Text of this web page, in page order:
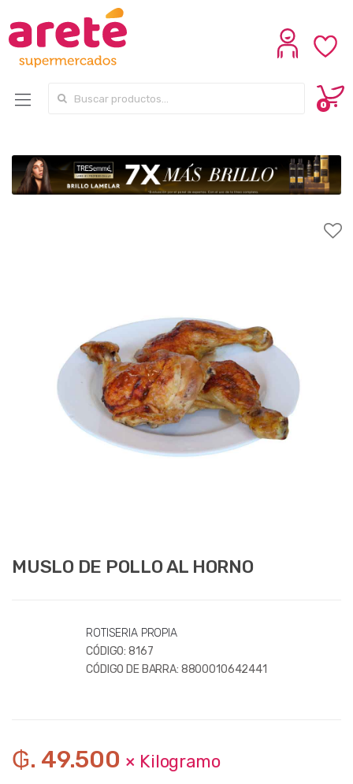
Search for:
0
MUSLO DE POLLO AL HORNO
ROTISERIA PROPIA
CÓDIGO: 8167
CÓDIGO DE BARRA: 8800010642441
₲. 49.500 × Kilogramo